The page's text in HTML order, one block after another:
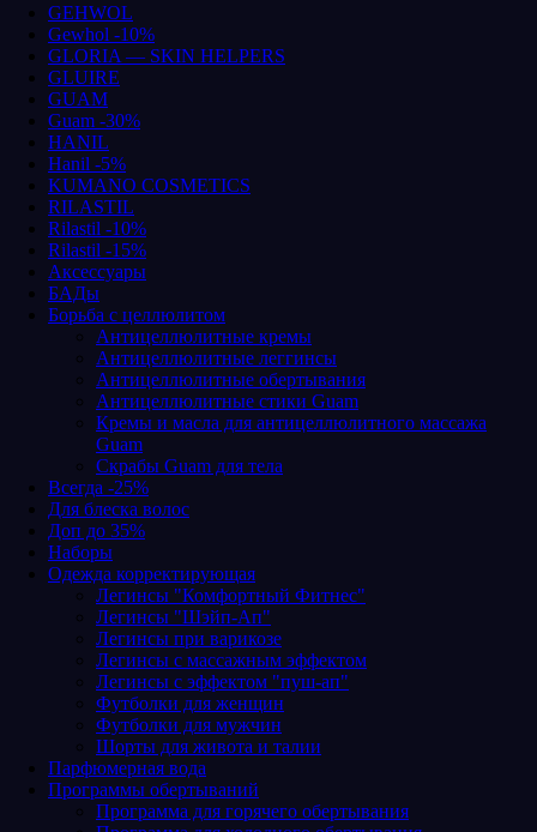
GEHWOL
Gewhol -10%
GLORIA — SKIN HELPERS
GLUIRE
GUAM
Guam -30%
HANIL
Hanil -5%
KUMANO COSMETICS
RILASTIL
Rilastil -10%
Rilastil -15%
Аксессуары
БАДы
Борьба с целлюлитом
Антицеллюлитные кремы
Антицеллюлитные леггинсы
Антицеллюлитные обертывания
Антицеллюлитные стики Guam
Кремы и масла для антицеллюлитного массажа
Guam
Скрабы Guam для тела
Всегда -25%
Для блеска волос
Доп до 35%
Наборы
Одежда корректирующая
Легинсы "Комфортный Фитнес"
Легинсы "Шэйп-Ап"
Легинсы при варикозе
Легинсы с массажным эффектом
Легинсы с эффектом "пуш-ап"
Футболки для женщин
Футболки для мужчин
Шорты для живота и талии
Парфюмерная вода
Программы обертываний
Программа для горячего обертывания